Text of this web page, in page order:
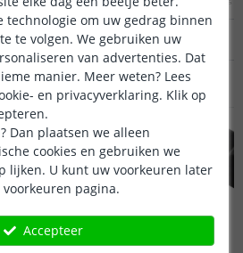
aan op de time
aansluitschema.
de groene kabel op
kabel op CH3, de
of witte kabel sluit
'OUTPUT' net
technologie om uw gedrag binnen
te volgen. We gebruiken uw
van advertenties. Dat
manier. Meer weten? Lees
en privacyverklaring. Klik op
? Dan plaatsen we alleen
cookies en gebruiken we
lijken. U kunt uw voorkeuren later
pagina.
Accepteer